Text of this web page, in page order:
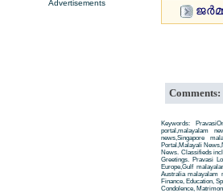
Advertisements
Comments:
Keywords:
portal,malayalam
news,Singapore
Portal,Malayali
News. Classifieds
Greetings. Pravasi
Europe,Gulf
Australia malayalam
Finance, Education,
Condolence,